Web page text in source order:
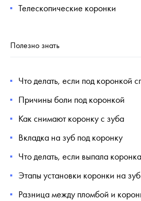
Телескопические коронки
Полезно знать
Что делать, если под коронкой
Причины боли под коронкой
Как снимают коронку с зуба
Вкладка на зуб под коронку
Что делать, если выпала
Этапы установки коронки на зуб
Разница между пломбой и